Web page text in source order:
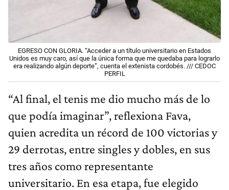
EGRESO CON GLORIA. “Acceder a un título universitario en Estados
Unidos es muy caro, así que la única forma que me quedaba para lograrlo
era realizando algún deporte”, cuenta el extenista cordobés. /// CEDOC
PERFIL
“Al final, el tenis me dio mucho más de lo
que podía imaginar”, reflexiona Fava,
quien acredita un récord de 100 victorias y
29 derrotas, entre singles y dobles, en sus
tres años como representante
universitario. En esa etapa, fue elegido